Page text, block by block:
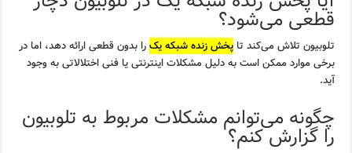
قطعی می‌شود؟
تلوبیون تلاش می‌کند تاپخش زنده شبکه یکرا بدون قطعی ارائه دهد، اما در
برخی موارد ممکن است به دلیل مشکلات اینترنتی یا فنی اختلالاتی به وجود
آید.
چگونه می‌توانم مشکلات مربوط به تلوبیون
را گزارش کنم؟